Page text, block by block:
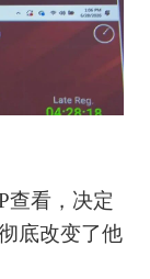
查看，决定
底改变了他